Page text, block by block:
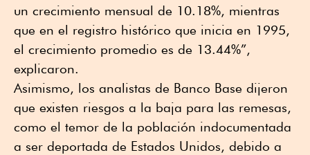
un crecimiento mensual de 10.18%, mientras
que en el registro histórico que inicia en 1995,
el crecimiento promedio es de 13.44%”,
explicaron.
Asimismo, los analistas de Banco Base dijeron
que existen riesgos a la baja para las remesas,
como el temor de la población indocumentada
a ser deportada de Estados Unidos, debido a